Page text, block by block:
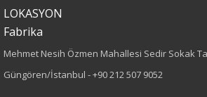
Kumaş Tipi
LOKASYON
Fabrika
Mehmet Nesih Özmen Mahallesi Sedir Sokak
Güngören/İstanbul -+90 212 507 9052